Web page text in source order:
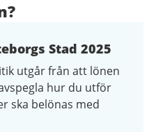
Stad 2025
utgår från att lönen
hur du utför
ska belönas med